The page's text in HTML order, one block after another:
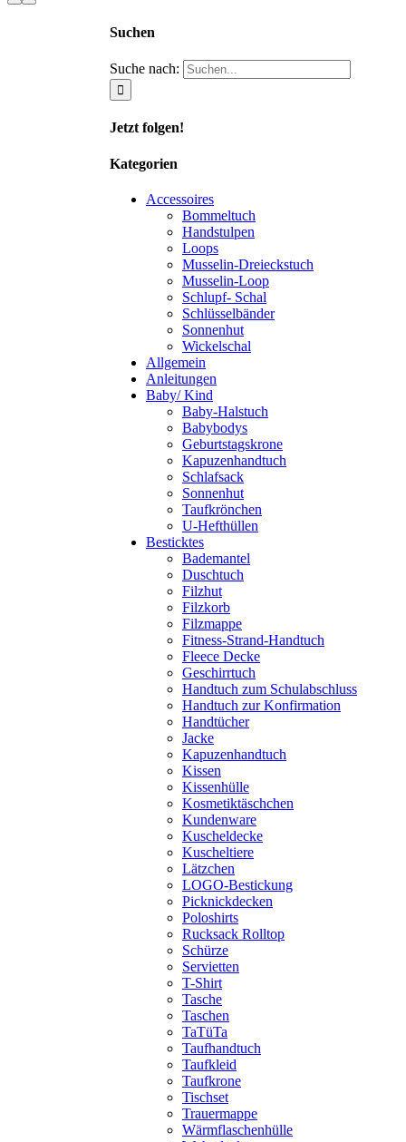
Suchen
Suche nach:
Jetzt folgen!
Kategorien
Accessoires
Bommeltuch
Handstulpen
Loops
Musselin-Dreieckstuch
Musselin-Loop
Schlupf- Schal
Schlüsselbänder
Sonnenhut
Wickelschal
Allgemein
Anleitungen
Baby/ Kind
Baby-Halstuch
Babybodys
Geburtstagskrone
Kapuzenhandtuch
Schlafsack
Sonnenhut
Taufkrönchen
U-Hefthüllen
Besticktes
Bademantel
Duschtuch
Filzhut
Filzkorb
Filzmappe
Fitness-Strand-Handtuch
Fleece Decke
Geschirrtuch
Handtuch zum Schulabschluss
Handtuch zur Konfirmation
Handtücher
Jacke
Kapuzenhandtuch
Kissen
Kissenhülle
Kosmetiktäschchen
Kundenware
Kuscheldecke
Kuscheltiere
Lätzchen
LOGO-Bestickung
Picknickdecken
Poloshirts
Rucksack Rolltop
Schürze
Servietten
T-Shirt
Tasche
Taschen
TaTüTa
Taufhandtuch
Taufkleid
Taufkrone
Tischset
Trauermappe
Wärmflaschenhülle